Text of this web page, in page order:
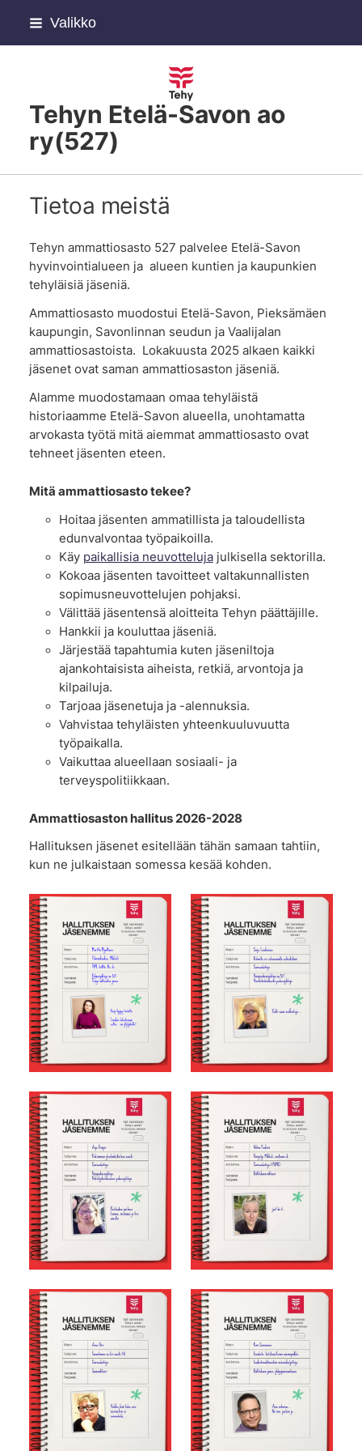
Siirry
Valikko
Tehyn Etelä-Savon ao
ry(527)
Tietoa meistä
Tehyn ammattiosasto 527 palvelee Etelä-Savon
hyvinvointialueen ja alueen kuntien ja kaupunkien
tehyläisiä jäseniä.
Ammattiosasto muodostui Etelä-Savon, Pieksämäen
kaupungin, Savonlinnan seudun ja Vaalijalan
ammattiosastoista. Lokakuusta 2025 alkaen kaikki
jäsenet ovat saman ammattiosaston jäseniä.
Alamme muodostamaan omaa tehyläistä
historiaamme Etelä-Savon alueella, unohtamatta
arvokasta työtä mitä aiemmat ammattiosasto ovat
tehneet jäsenten eteen.
Mitä ammattiosasto tekee?
Hoitaa jäsenten ammatillista ja taloudellista
edunvalvontaa työpaikoilla.
Käy paikallisia neuvottelujajulkisella sektorilla.
Kokoaa jäsenten tavoitteet valtakunnallisten
sopimusneuvottelujen pohjaksi.
Välittää jäsentensä aloitteita Tehyn päättäjille.
Hankkii ja kouluttaa jäseniä.
Järjestää tapahtumia kuten jäseniltoja
ajankohtaisista aiheista, retkiä, arvontoja ja
kilpailuja.
Tarjoaa jäsenetuja ja -alennuksia.
Vahvistaa tehyläisten yhteenkuuluvuutta
työpaikalla.
Vaikuttaa alueellaan sosiaali- ja
terveyspolitiikkaan.
Ammattiosaston hallitus 2026-2028
Hallituksen jäsenet esitellään tähän samaan tahtiin,
kun ne julkaistaan somessa kesää kohden.